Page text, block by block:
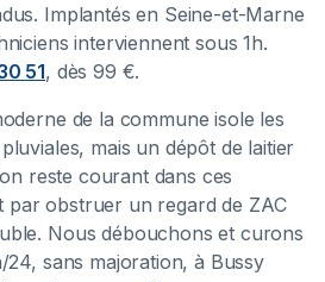
Implantés en Seine-et-Marne
interviennent sous 1h.
51, dès 99 €.
de la commune isole les
mais un dépôt de laitier
reste courant dans ces
par obstruer un regard de ZAC
Nous débouchons et curons
sans majoration, à Bussy